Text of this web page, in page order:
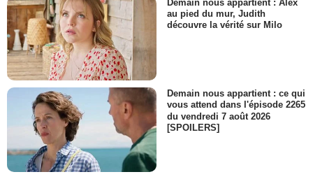
Demain nous appartient : Alex
au pied du mur, Judith
découvre la vérité sur Milo
Demain nous appartient : ce qui
vous attend dans l'épisode 2265
du vendredi 7 août 2026
[SPOILERS]